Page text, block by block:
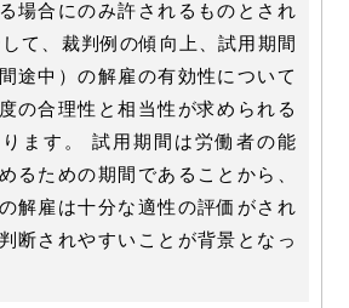
場合にのみ許されるものとされ
て、裁判例の傾向上、試用期間
途中）の解雇の有効性について
の合理性と相当性が求められる
ます。 試用期間は労働者の能
るための期間であることから、
解雇は十分な適性の評価がされ
断されやすいことが背景となっ